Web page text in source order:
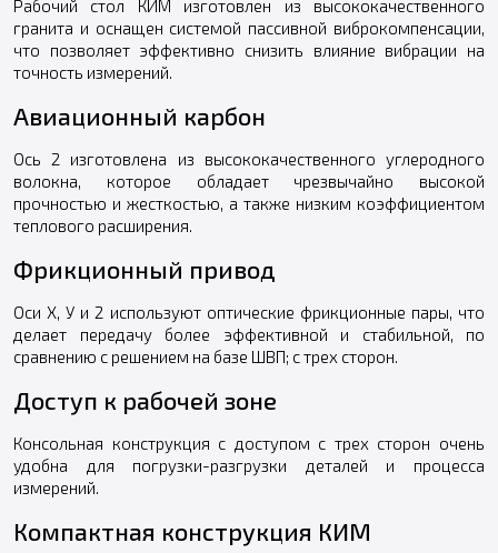
Рабочий стол КИМ изготовлен из высококачественного
гранита и оснащен системой пассивной виброкомпенсации,
что позволяет эффективно снизить влияние вибрации на
точность измерений.
Авиационный карбон
Ось 2 изготовлена из высококачественного углеродного
волокна, которое обладает чрезвычайно высокой
прочностью и жесткостью, а также низким коэффициентом
теплового расширения.
Фрикционный привод
Оси Х, У и 2 используют оптические фрикционные пары, что
делает передачу более эффективной и стабильной, по
сравнению с решением на базе ШВП; с трех сторон.
Доступ к рабочей зоне
Консольная конструкция с доступом с трех сторон очень
удобна для погрузки-разгрузки деталей и процесса
измерений.
Компактная конструкция КИМ